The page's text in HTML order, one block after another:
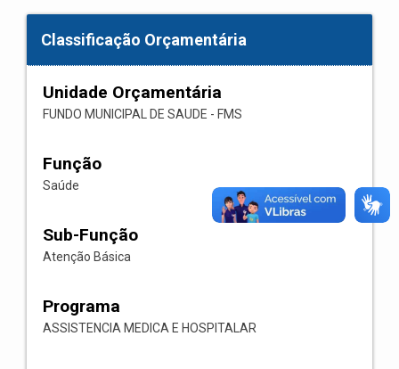
Classificação Orçamentária
Unidade Orçamentária
FUNDO MUNICIPAL DE SAUDE - FMS
Função
Saúde
Sub-Função
Atenção Básica
Programa
ASSISTENCIA MEDICA E HOSPITALAR